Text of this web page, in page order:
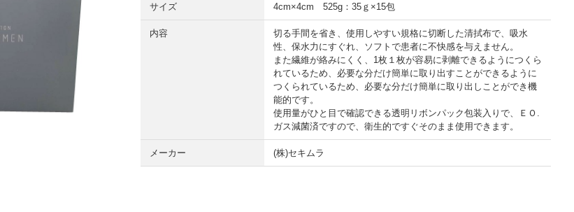
サイズ 4cm×4cm 525g：35ｇ×15包
内容
切る手間を省き、使用しやすい規格に切断した清拭布で、吸水
性、保水力にすぐれ、ソフトで患者に不快感を与えません。
また繊維が絡みにくく、1枚１枚が容易に剥離できるようにつくら
れているため、必要な分だけ簡単に取り出すことができるように
つくられているため、必要な分だけ簡単に取り出しことができ機
能的です。
使用量がひと目で確認できる透明リボンパック包装入りで、ＥＯ.
ガス減菌済ですので、衛生的ですぐそのまま使用できます。
メーカー (株)セキムラ